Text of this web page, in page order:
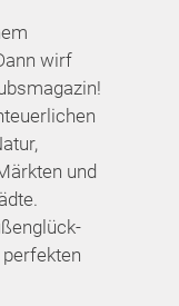
wirf
und